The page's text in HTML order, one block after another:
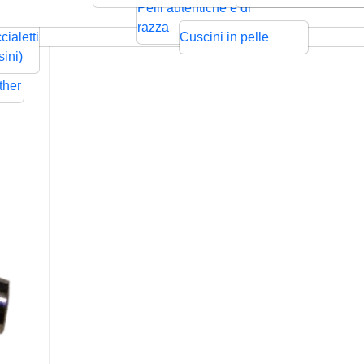
Rilievo
Pelli autentiche e di
razza
Pressione
Cuscini in pelle